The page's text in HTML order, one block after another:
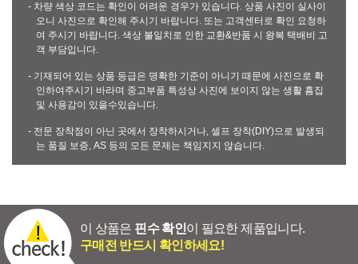
- 차량 색상 코드는 확인이 어려운 경우가 있습니다. 상품 사진이 실사이
오니 사진으로 확인해 주시기 바랍니다. 또는 고객센터로 확인 요청하
여 주시기 바랍니다. 색상 불일치로 인한 교환&반품 시 왕복 택배비 고
객 부담입니다.
- 기재되어 있는 상품 등급은 명확한 기준이 아니기 때문에 사진으로 확
인하여주시기 바라며 중고부품 특성상 사진에 보이지 않는 생활 흠집
및 사용감이 있을수있습니다.
- 전문 장착점이 아닌 곳에서 장착하시거나, 셀프 장착(DIY)으로 발생되
는 품질 보증, AS 등의 모든 문제는 책임지지 않습니다.
이 상품은 핀수 확인이 필요한 제품입니다.
구매전 반드시 확인하세요!